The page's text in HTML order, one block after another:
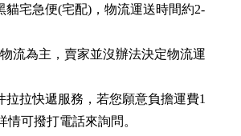
貓宅急便(宅配)，物流運送時間約2-
流為主，賣家並沒辦法決定物流運
拉拉快遞服務，若您願意負擔運費1
情可撥打電話來詢問。